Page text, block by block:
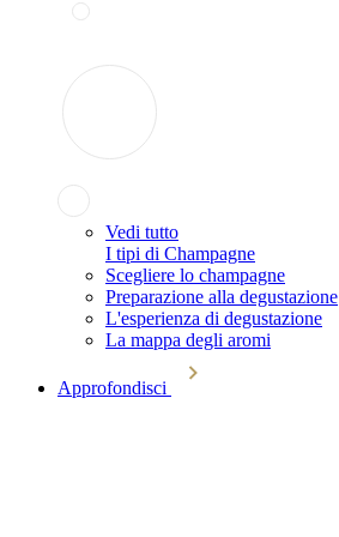
Vedi tutto
I tipi di Champagne
Scegliere lo champagne
Preparazione alla degustazione
L'esperienza di degustazione
La mappa degli aromi
Approfondisci